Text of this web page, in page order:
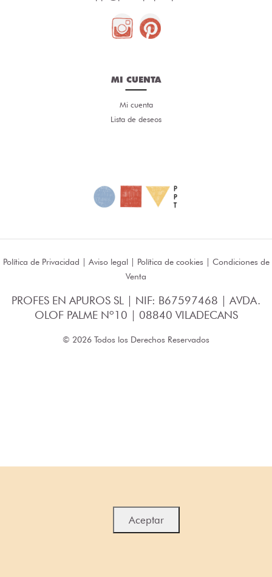
MI CUENTA
Mi cuenta
Lista de deseos
Política de Privacidad | Aviso legal| Política de cookies | Condiciones de
Venta
PROFES EN APUROS SL | NIF: B67597468 | AVDA.
OLOF PALME Nº10 | 08840 VILADECANS
© 2026 Todos los Derechos Reservados
Aceptar